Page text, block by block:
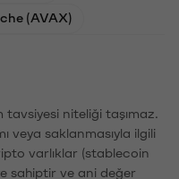
(AVAX)
tavsiyesi niteliği taşımaz.
veya saklanmasıyla ilgili
varlıklar (stablecoin
sahiptir ve ani değer